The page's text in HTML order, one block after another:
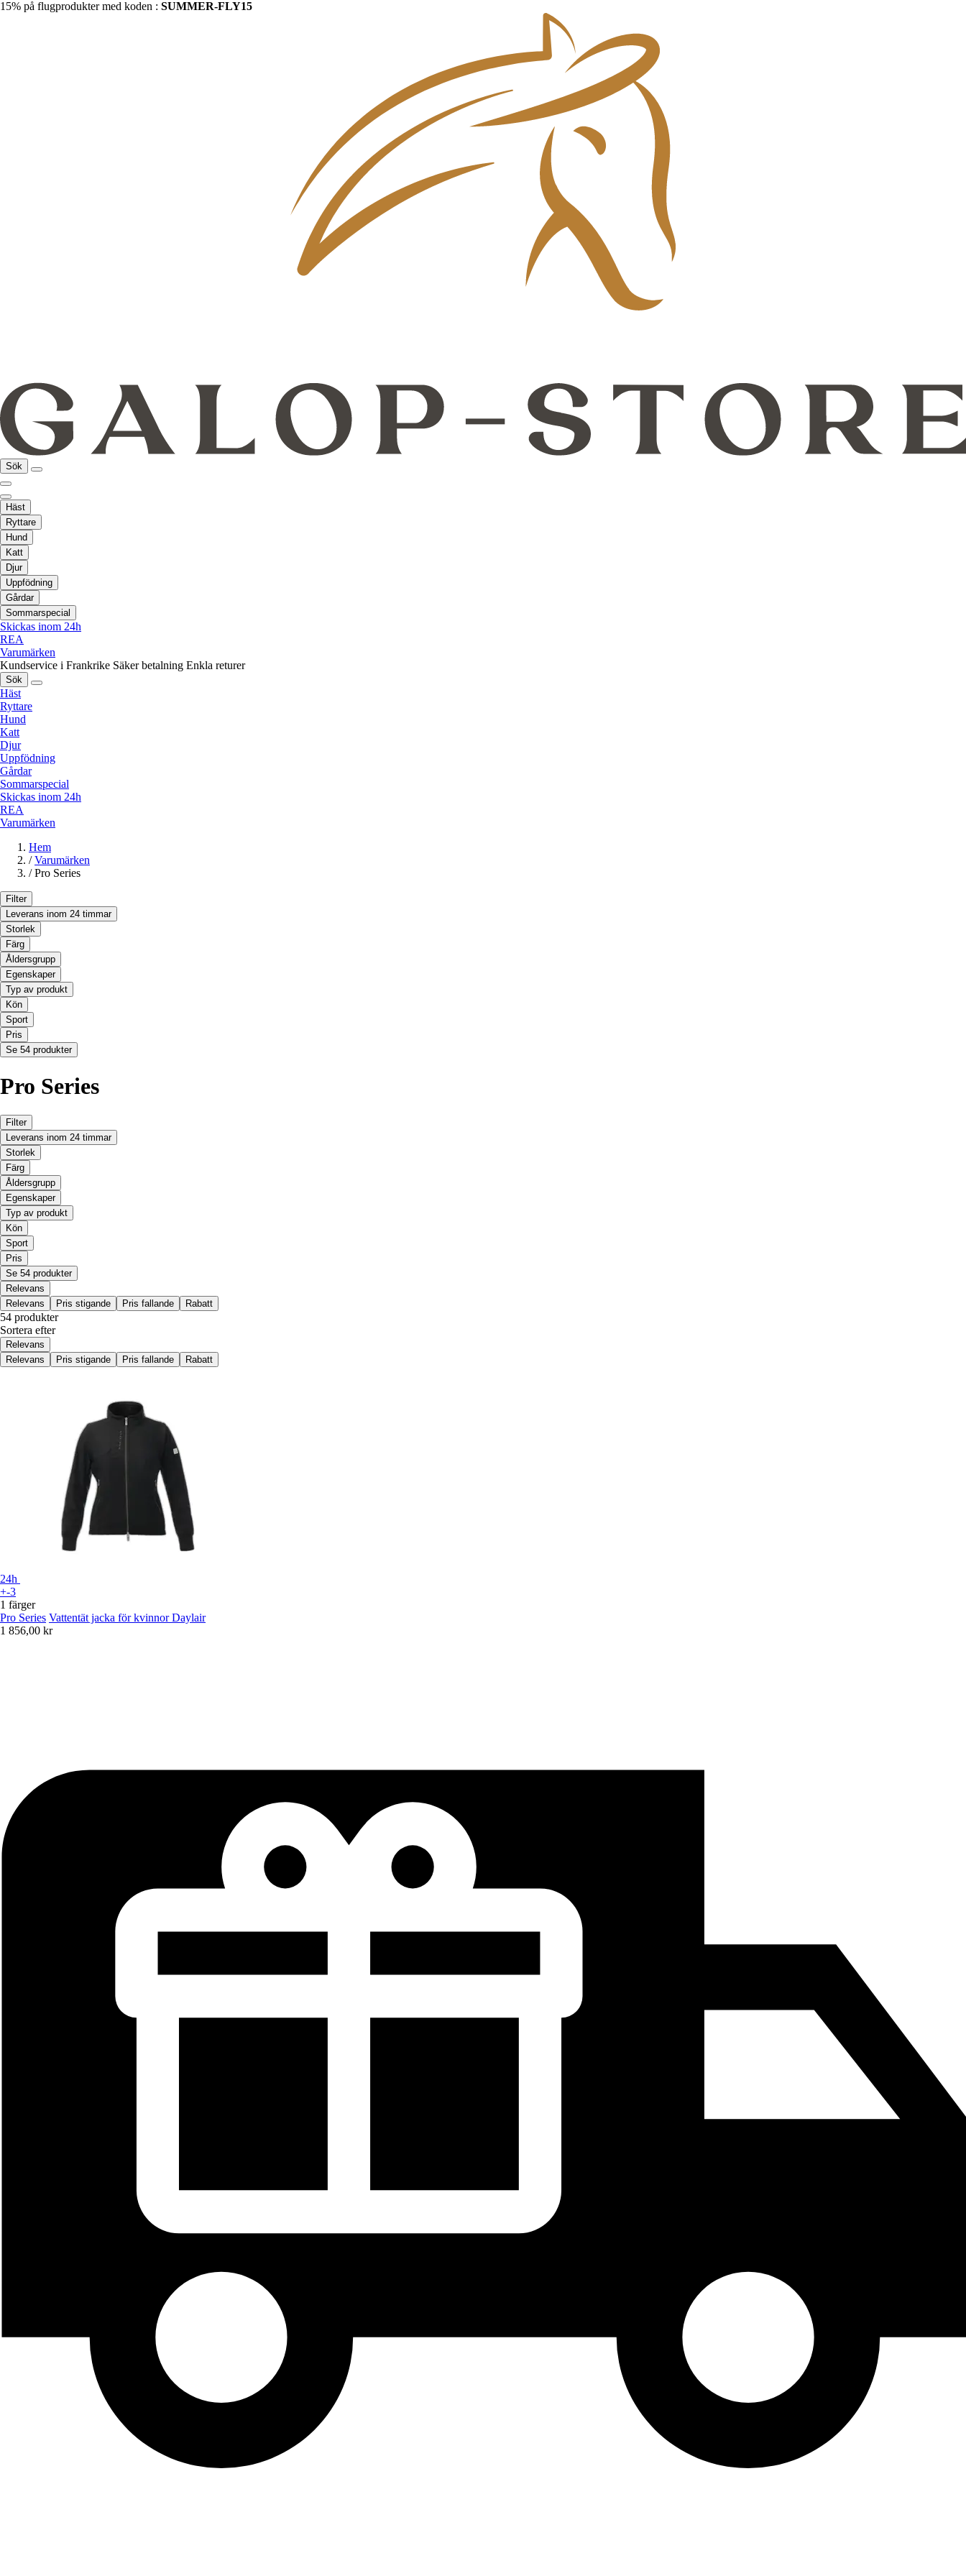
15% på flugprodukter med koden : SUMMER-FLY15
Sök
Häst
Ryttare
Hund
Katt
Djur
Uppfödning
Gårdar
Sommarspecial
Skickas inom 24h
REA
Varumärken
Kundservice i Frankrike Säker betalning Enkla returer
Sök
Häst
Ryttare
Hund
Katt
Djur
Uppfödning
Gårdar
Sommarspecial
Skickas inom 24h
REA
Varumärken
Hem
/ Varumärken
/ Pro Series
Filter
Leverans inom 24 timmar
Storlek
Färg
Åldersgrupp
Egenskaper
Typ av produkt
Kön
Sport
Pris
Se 54 produkter
Pro Series
Filter
Leverans inom 24 timmar
Storlek
Färg
Åldersgrupp
Egenskaper
Typ av produkt
Kön
Sport
Pris
Se 54 produkter
Relevans
Relevans
Pris stigande Pris fallande Rabatt
54 produkter
Sortera efter
Relevans
Relevans
Pris stigande Pris fallande Rabatt
24h
+-3
1 färger
Pro Series Vattentät jacka för kvinnor Daylair
1 856,00 kr